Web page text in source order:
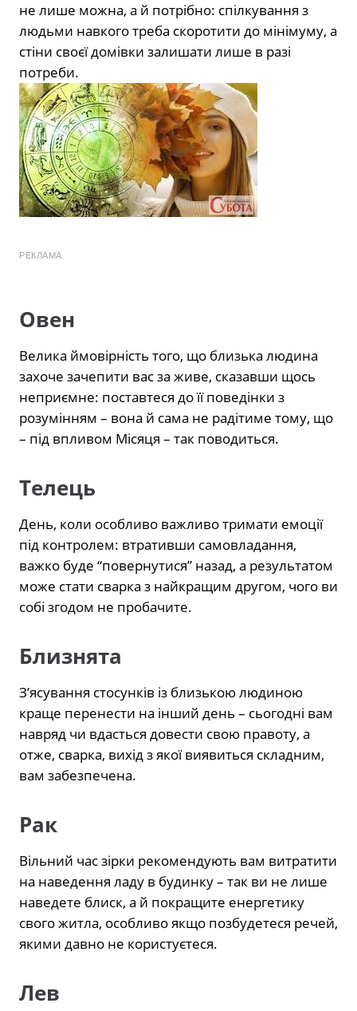
не лише можна, а й потрібно: спілкування з
людьми навкого треба скоротити до мінімуму, а
стіни своєї домівки залишати лише в разі
потреби.
РЕКЛАМА
Овен
Велика ймовірність того, що близька людина
захоче зачепити вас за живе, сказавши щось
неприємне: поставтеся до її поведінки з
розумінням – вона й сама не радітиме тому, що
– під впливом Місяця – так поводиться.
Телець
День, коли особливо важливо тримати емоції
під контролем: втративши самовладання,
важко буде “повернутися” назад, а результатом
може стати сварка з найкращим другом, чого ви
собі згодом не пробачите.
Близнята
З’ясування стосунків із близькою людиною
краще перенести на інший день – сьогодні вам
навряд чи вдасться довести свою правоту, а
отже, сварка, вихід з якої виявиться складним,
вам забезпечена.
Рак
Вільний час зірки рекомендують вам витратити
на наведення ладу в будинку – так ви не лише
наведете блиск, а й покращите енергетику
свого житла, особливо якщо позбудетеся речей,
якими давно не користуєтеся.
Лев